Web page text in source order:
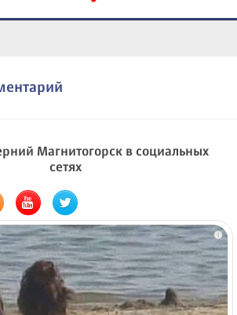
Магнитогорск в социальных
сетях
i